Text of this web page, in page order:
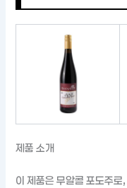
제품 소개
이 제품은 무알콜 포도주